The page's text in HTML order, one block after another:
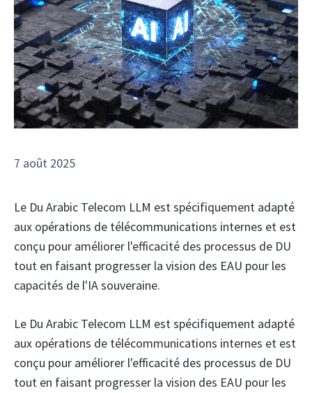
7 août 2025
Le Du Arabic Telecom LLM est spécifiquement adapté
aux opérations de télécommunications internes et est
conçu pour améliorer l'efficacité des processus de DU
tout en faisant progresser la vision des EAU pour les
capacités de l'IA souveraine.
Le Du Arabic Telecom LLM est spécifiquement adapté
aux opérations de télécommunications internes et est
conçu pour améliorer l'efficacité des processus de DU
tout en faisant progresser la vision des EAU pour les